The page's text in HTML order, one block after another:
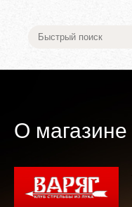
О магазине